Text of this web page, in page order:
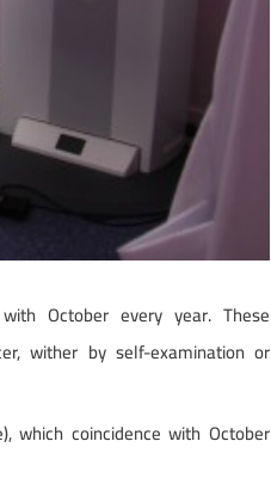
October every year. These
wither by self-examination or
coincidence with October